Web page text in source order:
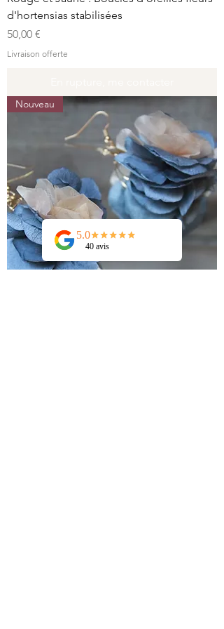
d'hortensias stabilisées
Prix
50,00 €
Livraison offerte
Nouveau